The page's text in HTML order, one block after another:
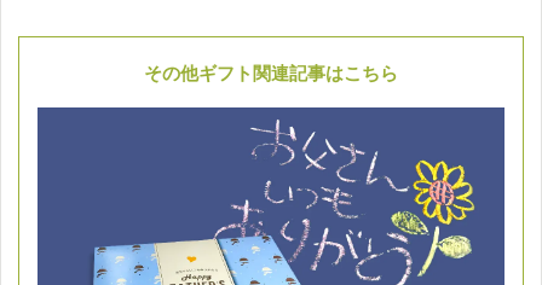
その他ギフト関連記事はこちら